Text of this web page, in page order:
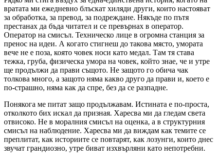
вратата ми ежедневно блъскат хиляди други, които настояват
за обработка, за превод, за подреждане. Някъде по пътя
престанах да бъда читател и се превърнах в оператор.
Оператор на смисъл. Техническо лице в огромна станция за
пренос на идеи. А когато стигнеш до такова място, умората
вече не е поза, която човек носи като медал. Там тя става
тежка, груба, физическа умора на човек, който знае, че и утре
ще продължи да прави същото. Не защото го обича чак
толкова много, а защото няма какво друго да прави и, което е
по-страшно, няма как да спре, без да се разпадне.
Понякога ме питат защо продължавам. Истината е по-проста,
отколкото бих искал да призная. Харесва ми да гледам света
отвисоко. Не в моралния смисъл на оценка, а в структурния
смисъл на наблюдение. Харесва ми да виждам как темите се
преплитат, как историите се повтарят, как лозунги, които днес
звучат грандиозно, утре биват изхвърляни като непотребни.